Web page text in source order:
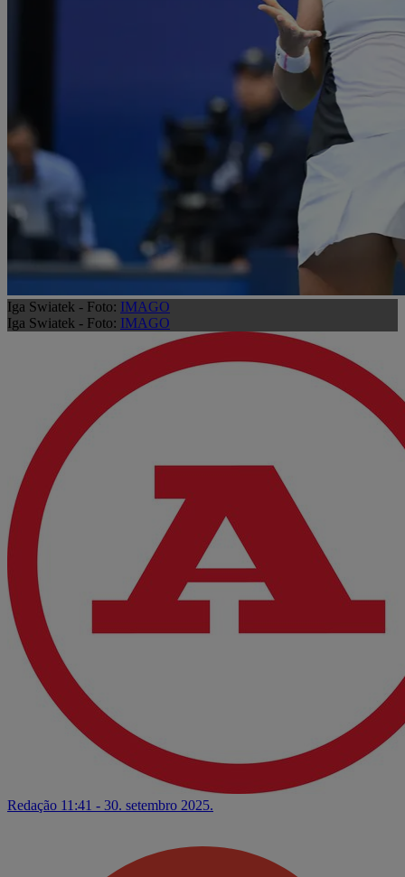
Iga Swiatek - Foto: IMAGO
Iga Swiatek - Foto: IMAGO
Redação 11:41 - 30. setembro 2025.